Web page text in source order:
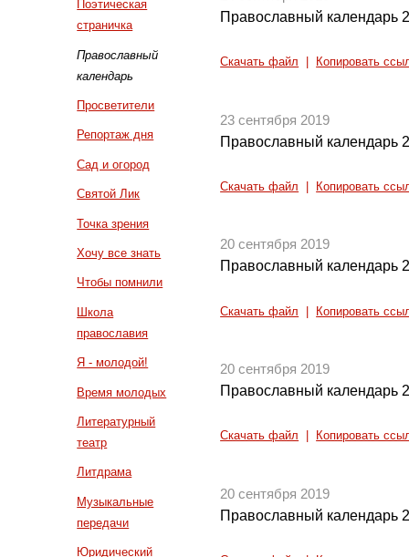
Поэтическая
страничка
Православный
календарь
Просветители
Репортаж дня
Сад и огород
Святой Лик
Точка зрения
Хочу все знать
Чтобы помнили
Школа
православия
Я - молодой!
Время молодых
Литературный
театр
Литдрама
Музыкальные
передачи
Юридический
Православный календарь
Скачать файл Копировать
23 сентября 2019
Православный календарь
Скачать файл Копировать
20 сентября 2019
Православный календарь
Скачать файл Копировать
20 сентября 2019
Православный календарь
Скачать файл Копировать
20 сентября 2019
Православный календарь